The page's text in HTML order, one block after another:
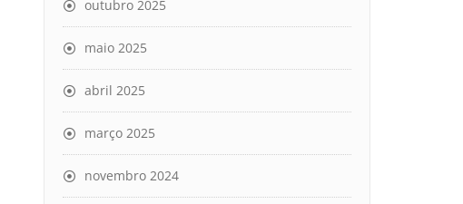
outubro 2025
maio 2025
abril 2025
março 2025
novembro 2024